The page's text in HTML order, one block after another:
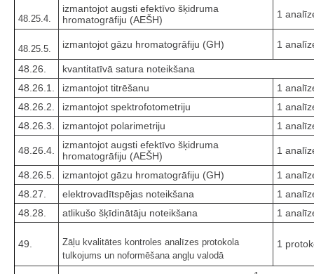
48.25.4.
izmantojot augsti efektīvo šķidruma
hromatogrāfiju (AEŠH)
1
48.25.5. izmantojot gāzu hromatogrāfiju (GH) 1
48.26.
kvantitatīvā satura noteikšana
48.26.1.
izmantojot titrēšanu
1
48.26.2.
izmantojot spektrofotometriju
1
48.26.3.
izmantojot polarimetriju 1
48.26.4.
izmantojot augsti efektīvo šķidruma
hromatogrāfiju (AEŠH)
1
48.26.5. izmantojot gāzu hromatogrāfiju (GH)
1
48.27.
elektrovadītspējas noteikšana
1
48.28.
atlikušo šķīdinātāju noteikšana 1
49.
Zāļu kvalitātes kontroles analīzes protokola
tulkojums un noformēšana angļu valodā
1